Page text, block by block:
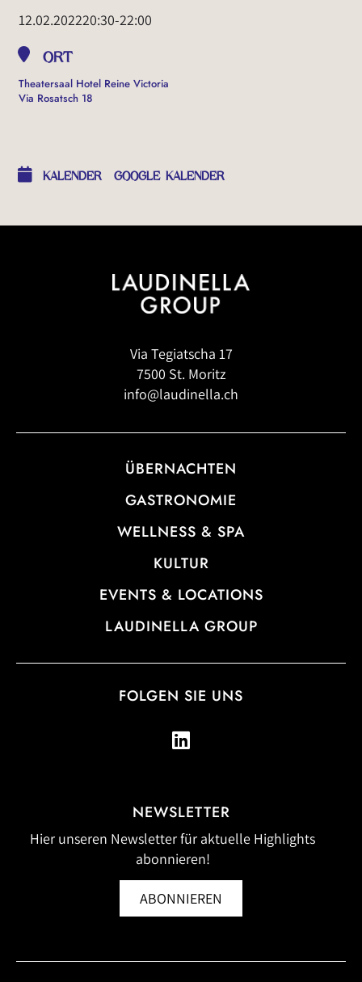
12.02.202220:30-22:00
ORT
Theatersaal Hotel Reine Victoria
Via Rosatsch 18
KALENDER GOOGLE KALENDER
Via Tegiatscha 17
7500 St. Moritz
info@laudinella.ch
ÜBERNACHTEN
GASTRONOMIE
WELLNESS & SPA
KULTUR
EVENTS & LOCATIONS
LAUDINELLA GROUP
FOLGEN SIE UNS
NEWSLETTER
Hier unseren Newsletter für aktuelle Highlights
abonnieren!
ABONNIEREN